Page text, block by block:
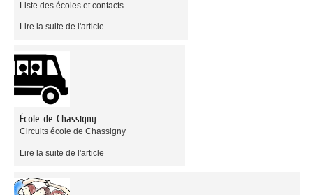
Liste des écoles et contacts
Lire la suite de l'article
École de Chassigny
Circuits école de Chassigny
Lire la suite de l'article